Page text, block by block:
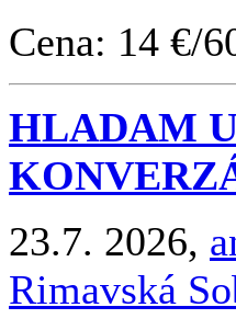
Cena: 14 €/
HLADAM
23.7. 2026,
Rimavská